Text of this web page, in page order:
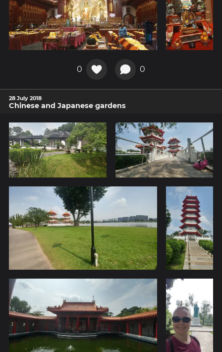
0 0
28 July 2018
Chinese and Japanese gardens